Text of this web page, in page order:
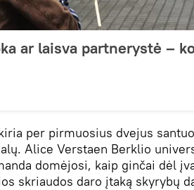
ar laisva partnerystė –
per pirmuosius dvejus
Alice Verstaen Berklio
domėjosi, kaip ginčai dėl
skriaudos daro įtaką skyrybų